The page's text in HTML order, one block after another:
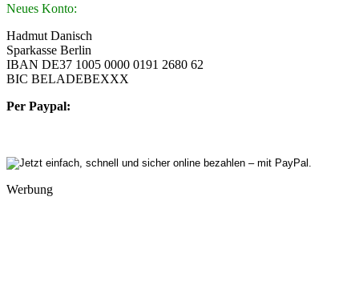
Neues Konto:
Hadmut Danisch
Sparkasse Berlin
IBAN DE37 1005 0000 0191 2680 62
BIC BELADEBEXXX
Per Paypal:
Werbung